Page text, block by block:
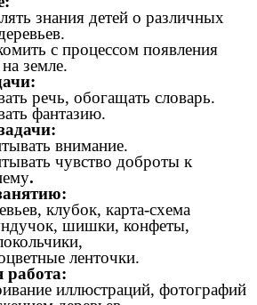
знания детей о различных
с процессом появления
земле.
речь, обогащать словарь.
фантазию.
внимание.
чувство доброты к
.
клубок, карта-схема
шишки, конфеты,
ленточки.
работа:
иллюстраций, фотографий